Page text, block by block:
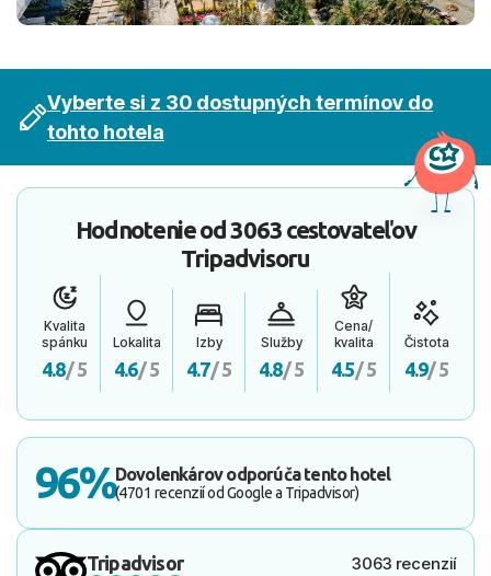
Vyberte si z 30 dostupných termínov do
tohto hotela
Hodnotenie od3063 cestovateľov
Tripadvisoru
Kvalita
spánku
4.8/ 5
Lokalita
4.6/ 5
Izby
4.7/ 5
Služby
4.8/ 5
Cena/
kvalita
4.5/ 5
Čistota
4.9/ 5
96%Dovolenkárov odporúča tento hotel
(4701 recenzií od Google a Tripadvisor)
Tripadvisor 3063 recenzií